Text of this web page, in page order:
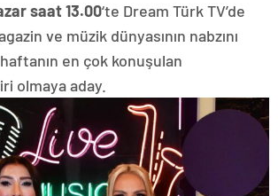
saat 13.00‘te Dream Türk TV’de
ve müzik dünyasının nabzını
en çok konuşulan
olmaya aday.